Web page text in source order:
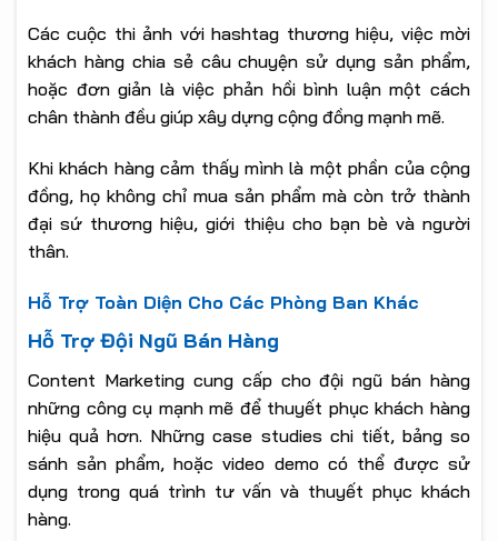
Các cuộc thi ảnh với hashtag thương hiệu, việc mời
khách hàng chia sẻ câu chuyện sử dụng sản phẩm,
hoặc đơn giản là việc phản hồi bình luận một cách
chân thành đều giúp xây dựng cộng đồng mạnh mẽ.
Khi khách hàng cảm thấy mình là một phần của cộng
đồng, họ không chỉ mua sản phẩm mà còn trở thành
đại sứ thương hiệu, giới thiệu cho bạn bè và người
thân.
Hỗ Trợ Toàn Diện Cho Các Phòng Ban Khác
Hỗ Trợ Đội Ngũ Bán Hàng
Content Marketing cung cấp cho đội ngũ bán hàng
những công cụ mạnh mẽ để thuyết phục khách hàng
hiệu quả hơn. Những case studies chi tiết, bảng so
sánh sản phẩm, hoặc video demo có thể được sử
dụng trong quá trình tư vấn và thuyết phục khách
hàng.